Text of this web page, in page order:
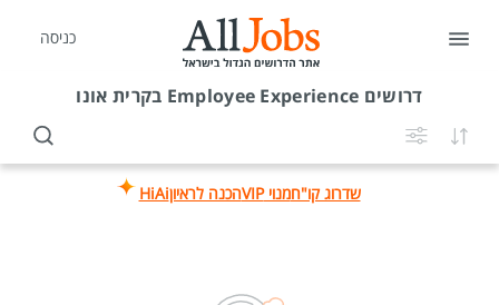
כניסה
דרושים Employee Experience בקרית אונו
שדרוג קו"חמנוי VIP הכנה לראיוןHiAi